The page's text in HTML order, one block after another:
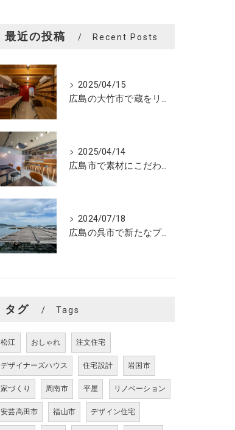
最近の投稿 Recent Posts
2025/04/15
広島の大竹市で蔵をリノベーションしたカフェの設計。店舗設計、店舗デザインはasazu design office
2025/04/14
広島市で素材にこだわった魅力的なおにぎり屋さんの設計。店舗設計、店舗デザインはasazu design office
2024/07/18
広島の呉市で新たなプロジェクトの現調
タグ Tags
松江 おしゃれ 注文住宅
デザイナーズハウス 住宅設計 岩国市
家づくり 周南市 平屋 リノベーション
安芸高田市 福山市 デザイン住宅